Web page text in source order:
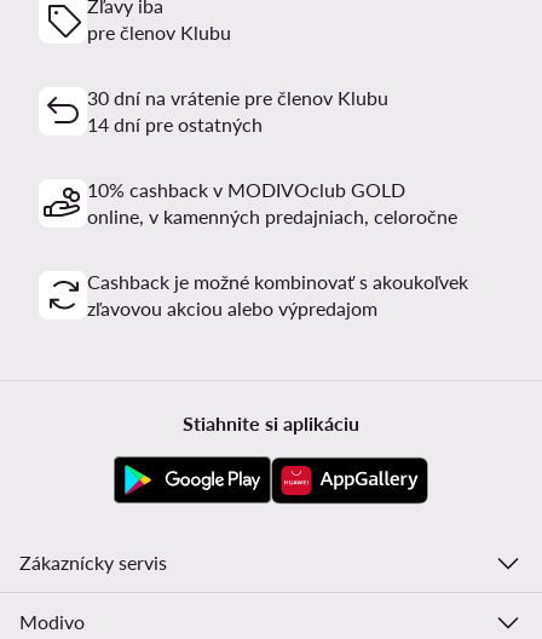
Zľavy iba
pre členov Klubu
30 dní na vrátenie pre členov Klubu
14 dní pre ostatných
10% cashback v MODIVOclub GOLD
online, v kamenných predajniach, celoročne
Cashback je možné kombinovať s akoukoľvek
zľavovou akciou alebo výpredajom
Stiahnite si aplikáciu
Zákaznícky servis
Modivo